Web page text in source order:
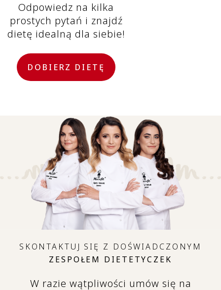
Odpowiedz na kilka
prostych pytań i znajdź
dietę idealną dla siebie!
DOBIERZ DIETĘ
SKONTAKTUJ SIĘ Z DOŚWIADCZONYM
ZESPOŁEM DIETETYCZEK
W razie wątpliwości umów się na